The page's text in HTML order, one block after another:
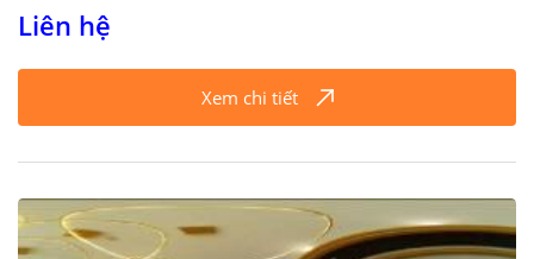
Liên hệ
Xem chi tiết